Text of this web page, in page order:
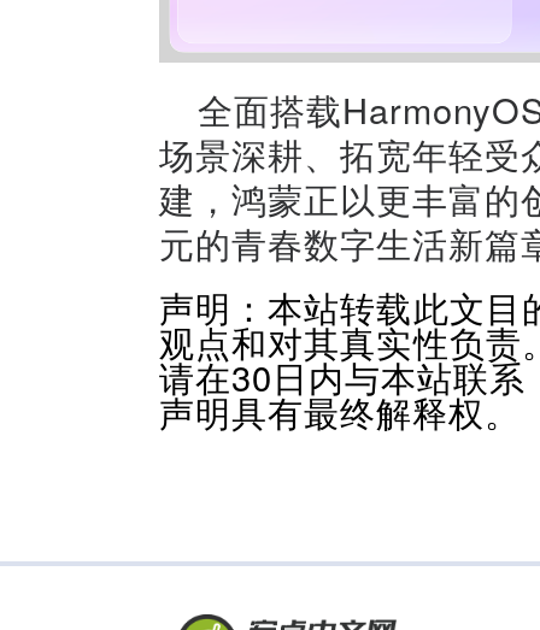
全面搭载
场景深耕、拓宽年轻受
建，鸿蒙正以更丰富的
元的青春数字生活新篇
声明：本站转载此文
观点和对其真实性负
请在30日内与本站联
声明具有最终解释权。